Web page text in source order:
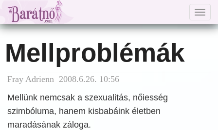
Mellproblémák
Fray Adrienn 2008.6.26. 10:56
Mellünk nemcsak a szexualitás, nőiesség
szimbóluma, hanem kisbabáink életben
maradásának záloga.